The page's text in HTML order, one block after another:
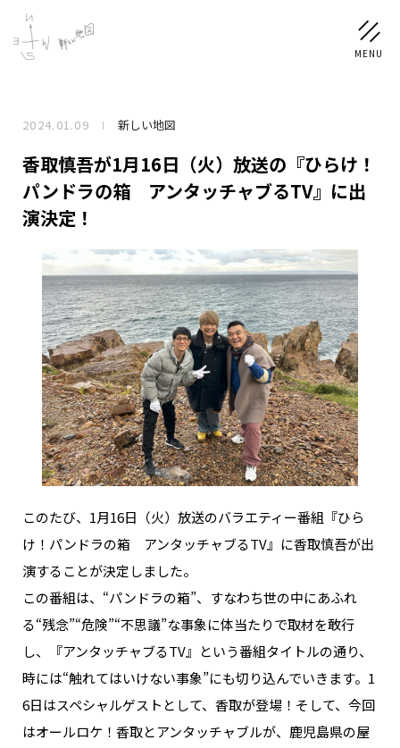
NEWS
SCHEDULE
稲垣 吾郎 草彅 剛 香取 慎吾
DISCOGRAPHY
CHIZUSHOP
NAKAMA入会
CHIZULOG
FAQ
お問い合わせ
メールマガジン登録/解除
2024.01.09 新しい地図
香取慎吾が1月16日（火）放送の『ひらけ！
パンドラの箱 アンタッチャブるTV』に出
演決定！
このたび、1月16日（火）放送のバラエティー番組『ひら
け！パンドラの箱 アンタッチャブるTV』に香取慎吾が出
演することが決定しました。
この番組は、“パンドラの箱”、すなわち世の中にあふれ
る“残念”“危険”“不思議”な事象に体当たりで取材を敢行
し、『アンタッチャブるTV』という番組タイトルの通り、
時には“触れてはいけない事象”にも切り込んでいきます。1
6日はスペシャルゲストとして、香取が登場！そして、今回
はオールロケ！香取とアンタッチャブルが、鹿児島県の屋